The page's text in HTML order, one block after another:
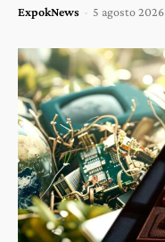
ExpokNews - 5 agosto 2026